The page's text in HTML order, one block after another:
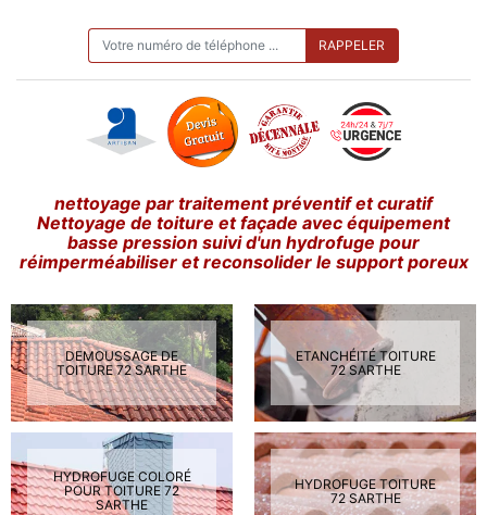
nettoyage par traitement préventif et curatif
Nettoyage de toiture et façade avec équipement
basse pression suivi d'un hydrofuge pour
réimperméabiliser et reconsolider le support poreux
DEMOUSSAGE DE
TOITURE 72 SARTHE
ETANCHÉITÉ TOITURE
72 SARTHE
HYDROFUGE COLORÉ
POUR TOITURE 72
SARTHE
HYDROFUGE TOITURE
72 SARTHE